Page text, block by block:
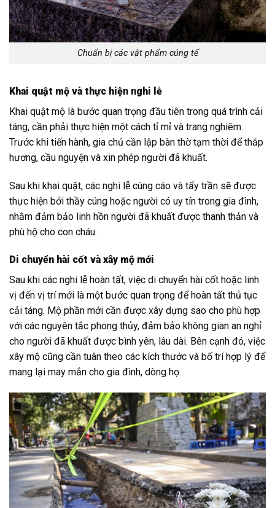
Chuẩn bị các vật phẩm cúng tế
Khai quật mộ và thực hiện nghi lễ
Khai quật mộ là bước quan trọng đầu tiên trong quá trình cải
táng, cần phải thực hiện một cách tỉ mỉ và trang nghiêm.
Trước khi tiến hành, gia chủ cần lập bàn thờ tạm thời để thắp
hương, cầu nguyện và xin phép người đã khuất.
Sau khi khai quật, các nghi lễ cúng cáo và tẩy trần sẽ được
thực hiện bởi thầy cúng hoặc người có uy tín trong gia đình,
nhằm đảm bảo linh hồn người đã khuất được thanh thản và
phù hộ cho con cháu.
Di chuyển hài cốt và xây mộ mới
Sau khi các nghi lễ hoàn tất, việc di chuyển hài cốt hoặc linh
vị đến vị trí mới là một bước quan trọng để hoàn tất thủ tục
cải táng. Mộ phần mới cần được xây dựng sao cho phù hợp
với các nguyên tắc phong thủy, đảm bảo không gian an nghỉ
cho người đã khuất được bình yên, lâu dài. Bên cạnh đó, việc
xây mộ cũng cần tuân theo các kích thước và bố trí hợp lý để
mang lại may mắn cho gia đình, dòng họ.